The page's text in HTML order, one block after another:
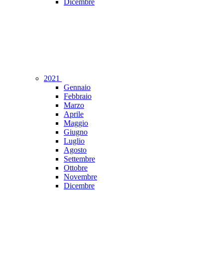
Dicembre
2021
Gennaio
Febbraio
Marzo
Aprile
Maggio
Giugno
Luglio
Agosto
Settembre
Ottobre
Novembre
Dicembre